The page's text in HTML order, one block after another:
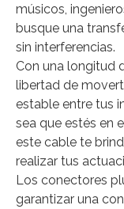
músicos,
busque una
sin interferencias.
Con una longitud
libertad de
estable entre tus
sea que estés en
este cable te
realizar tus
Los conectores
garantizar una